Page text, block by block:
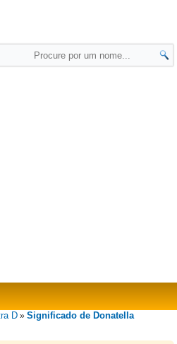
D »Significado de Donatella